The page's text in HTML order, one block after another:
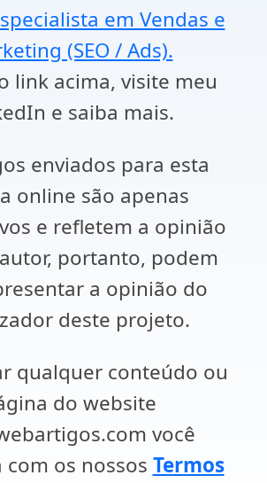
em Vendas e
(SEO / Ads).
link acima, visite meu
e saiba mais.
enviados para esta
online são apenas
e refletem a opinião
portanto, podem
a opinião do
deste projeto.
qualquer conteúdo ou
do website
você
com os nossos Termos